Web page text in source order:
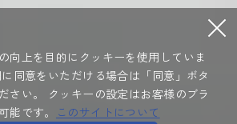
向上を目的にクッキーを使用していま
同意をいただける場合は「同意」ボタ
さい。
クッキーの設定はお客様のブラ
能です。
このサイトについて